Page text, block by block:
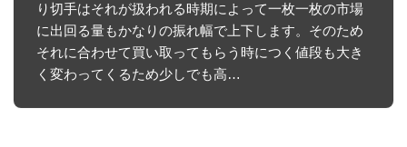
り切手はそれが扱われる時期によって一枚一枚の市場
に出回る量もかなりの振れ幅で上下します。そのため
それに合わせて買い取ってもらう時につく値段も大き
く変わってくるため少しでも高…